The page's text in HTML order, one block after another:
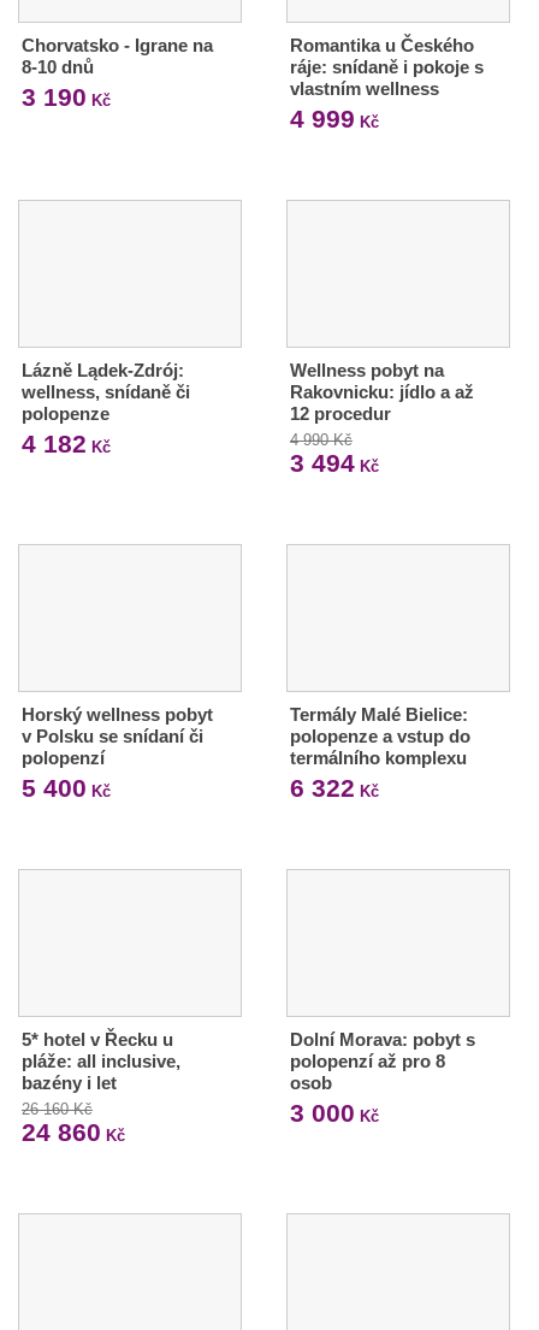
Chorvatsko - Igrane na
8-10 dnů
3 190 Kč
Romantika u Českého
ráje: snídaně i pokoje s
vlastním wellness
4 999 Kč
Lázně Lądek-Zdrój:
wellness, snídaně či
polopenze
4 182 Kč
Wellness pobyt na
Rakovnicku: jídlo a až
12 procedur
4 990 Kč
3 494Kč
Horský wellness pobyt
v Polsku se snídaní či
polopenzí
5 400 Kč
Termály Malé Bielice:
polopenze a vstup do
termálního komplexu
6 322 Kč
5* hotel v Řecku u
pláže: all inclusive,
bazény i let
26 160 Kč
24 860 Kč
Dolní Morava: pobyt s
polopenzí až pro 8
osob
3 000 Kč